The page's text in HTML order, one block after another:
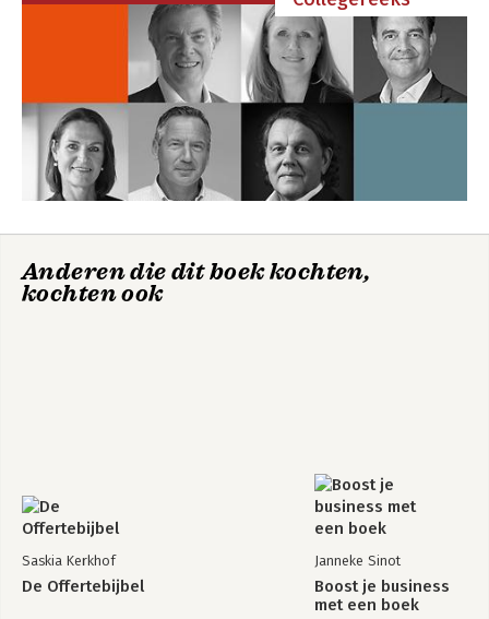
Anderen die dit boek kochten,
kochten ook
Saskia Kerkhof
De Offertebijbel
Janneke Sinot
Boost je business
met een boek